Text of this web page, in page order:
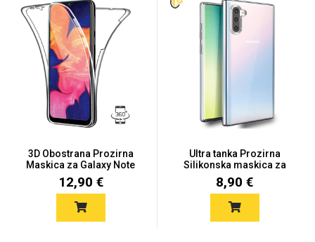
3D Obostrana Prozirna
Maskica za Galaxy Note
1...
12,90 €
Ultra tanka Prozirna
Silikonska maskica za
Sam...
8,90 €
Mix